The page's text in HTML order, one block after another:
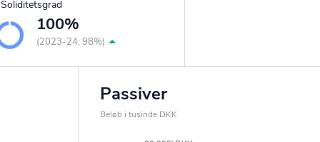
Soliditetsgrad
100%
(2023-24: 98%)
Passiver
Beløb i tusinde DKK